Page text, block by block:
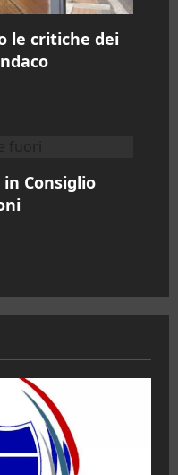
le critiche dei
Consiglio